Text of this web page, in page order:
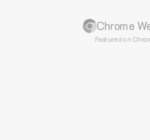
Chrome
Featured on